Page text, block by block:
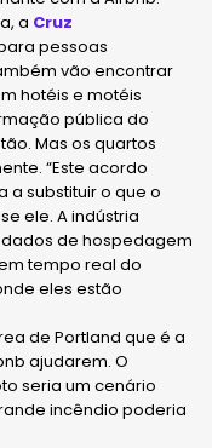
a Cruz
pessoas
vão encontrar
hotéis e motéis
pública do
Mas os quartos
“Este acordo
a substituir o que o
ele. A indústria
de hospedagem
tempo real do
eles estão
de Portland que é a
ajudarem. O
seria um cenário
incêndio poderia